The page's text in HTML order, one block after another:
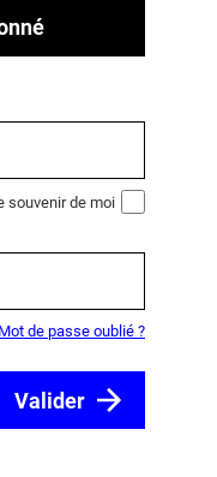
souvenir de moi
Mot de passe oublié ?